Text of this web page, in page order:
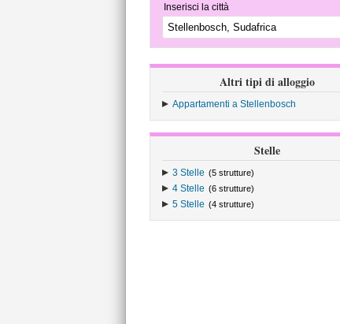
Inserisci la città
Altri tipi di alloggio
Appartamenti a Stellenbosch
Stelle
3 Stelle (5 strutture)
4 Stelle (6 strutture)
5 Stelle (4 strutture)